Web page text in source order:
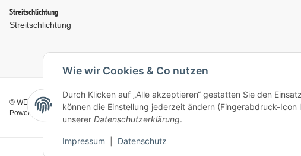
Wie wir Cookies & Co nutzen
Durch Klicken auf „Alle akzeptieren“ gestatten Sie den
können die Einstellung jederzeit ändern (Fingerabdruck-
unserer Datenschutzerklärung.
Impressum Datenschutz
Streitschlichtung
Streitschlichtung
© WECS.EU - 2026
Powered by